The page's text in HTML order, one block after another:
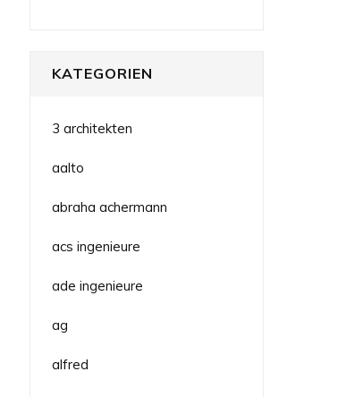
KATEGORIEN
3 architekten
aalto
abraha achermann
acs ingenieure
ade ingenieure
ag
alfred